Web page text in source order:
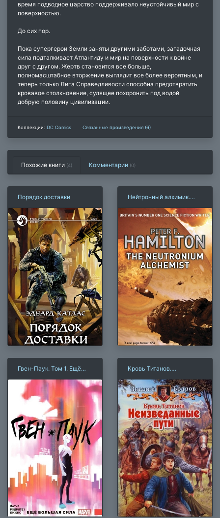
время подводное царство поддерживало неустойчивый мир с
поверхностью.
До сих пор.
Пока супергерои Земли заняты другими заботами, загадочная
сила подталкивает Атлантиду и мир на поверхности к войне
друг с другом. Жертв становится все больше,
полномасштабное вторжение выглядит все более вероятным, и
теперь только Лига Справедливости способна предотвратить
кровавое столкновение, сулящее похоронить под водой
добрую половину цивилизации.
Коллекции: DC Comics Связанные произведения (6)
Похожие книги (4) Комментарии (0)
Порядок доставки
Нейтронный алхимик.
Гвен-Паук. Том 1. Ещё
Кровь Титанов.